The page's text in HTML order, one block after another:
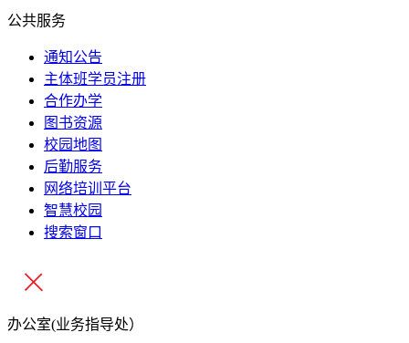
公共服务
通知公告
主体班学员注册
合作办学
图书资源
校园地图
后勤服务
网络培训平台
智慧校园
搜索窗口
办公室(业务指导处）